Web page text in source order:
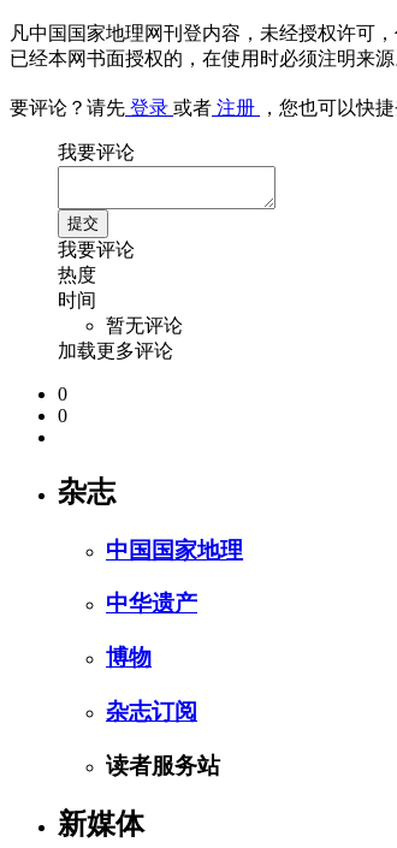
凡中国国家地理网刊登内容，未经授权许可
已经本网书面授权的，在使用时必须注明来
要评论？请先 登录 或者 注册 ，您也可以快捷
我要评论
我要评论
热度
时间
暂无评论
加载更多评论
0
0
杂志
中国国家地理
中华遗产
博物
杂志订阅
读者服务站
新媒体